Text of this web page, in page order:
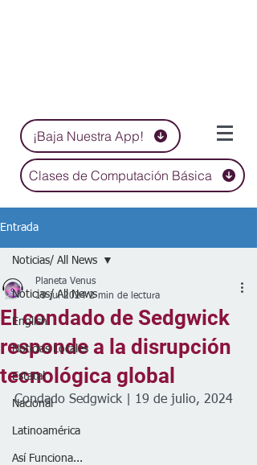
¡Baja Nuestra App!
Clases de Computación Básica
Entrada
Noticias/ All News
English
Noticias Locales
Estatal
Nacional
Latinoamérica
Así Funciona...
Noticias/ All News
El condado de Sedgwick
responde a la disrupción
tecnológica global
Planeta Venus
19 jul 2024 2 min de lectura
Condado Sedgwick | 19 de julio, 2024